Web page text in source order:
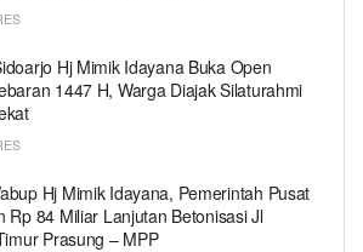
Hj Mimik Idayana Buka Open
1447 H, Warga Diajak Silaturahmi
Hj Mimik Idayana, Pemerintah Pusat
Rp 84 Miliar Lanjutan Betonisasi Jl
Prasung – MPP